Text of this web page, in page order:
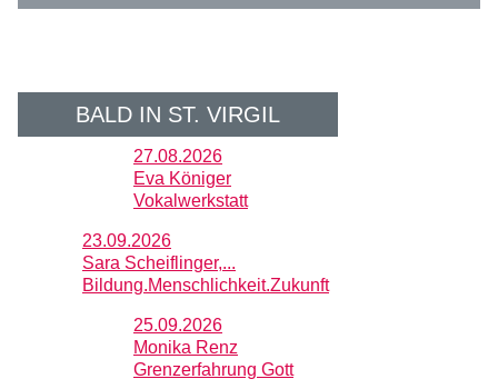
BALD IN ST. VIRGIL
27.08.2026
Eva Königer
Vokalwerkstatt
23.09.2026
Sara Scheiflinger,...
Bildung.Menschlichkeit.Zukunft
25.09.2026
Monika Renz
Grenzerfahrung Gott